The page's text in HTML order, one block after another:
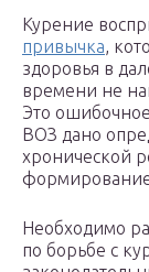
Курение
привычка,
здоровья в
времени не
Это
ВОЗ дано
хронической
Необходимо
по борьбе с